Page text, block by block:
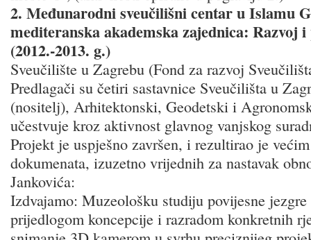
2. Međunarodni sveučilišni centar u Islamu
mediteranska akademska zajednica: Razvoj
(2012.-2013. g.)
Sveučilište u Zagrebu (Fond za razvoj
Predlagači su četiri sastavnice Sveučilišta u
(nositelj), Arhitektonski, Geodetski i
učestvuje kroz aktivnost glavnog vanjskog
Projekt je uspješno završen, i rezultirao je
dokumenata, izuzetno vrijednih za nastavak
Jankovića:
Izdvajamo: Muzeološku studiju povijesne
prijedlogom koncepcije i razradom konkretnih